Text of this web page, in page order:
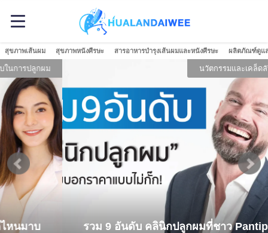
สุขภาพเส้นผม สุขภาพหนังศีรษะ สารอาหารบำรุงเส้นผมและหนังศีรษะ ผลิตภัณฑ์ดูแล
นวัตกรรมและเคล็ดลับในการปลูกผม
รวม 9 อันดับ คลินิกปลูกผมที่ชาว Pantip [[รีวิว]]